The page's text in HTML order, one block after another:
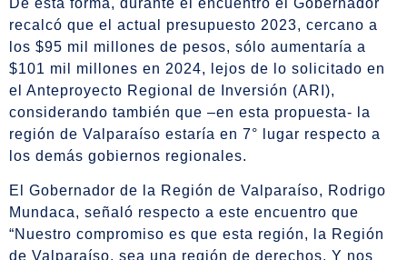
recalcó que el actual presupuesto 2023, cercano a
los $95 mil millones de pesos, sólo aumentaría a
$101 mil millones en 2024, lejos de lo solicitado en
el Anteproyecto Regional de Inversión (ARI),
considerando también que –en esta propuesta- la
región de Valparaíso estaría en 7° lugar respecto a
los demás gobiernos regionales.
El Gobernador de la Región de Valparaíso, Rodrigo
Mundaca, señaló respecto a este encuentro que
“Nuestro compromiso es que esta región, la Región
de Valparaíso, sea una región de derechos. Y nos